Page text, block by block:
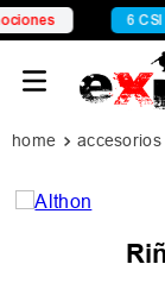
6 CSI
accesorios